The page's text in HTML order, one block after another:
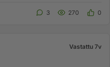
3 270 0
Vastattu 7v